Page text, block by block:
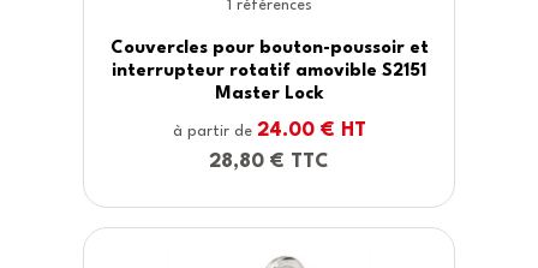
1 références
Couvercles pour bouton-poussoir et
interrupteur rotatif amovible S2151
Master Lock
à partir de 24.00 € HT
28,80 € TTC